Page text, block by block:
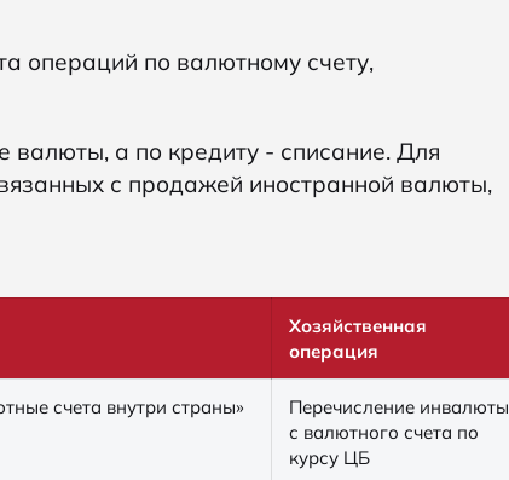
операций по валютному счету,
валюты, а по кредиту - списание. Для
с продажей иностранной валюты,
Хозяйственная
операция
счета внутри страны»
Перечисление инвалюты
с валютного счета по
курсу ЦБ